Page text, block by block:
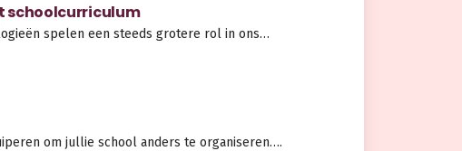
schoolcurriculum
spelen een steeds grotere rol in ons…
om jullie school anders te organiseren….